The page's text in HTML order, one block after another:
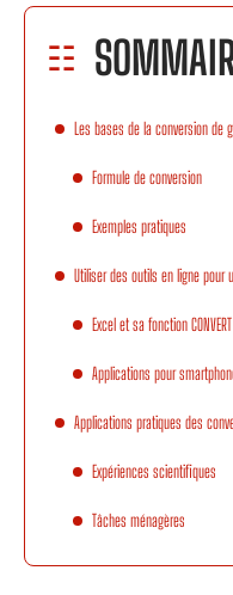
Les bases de la conversion de
Formule de conversion
Exemples pratiques
Utiliser des outils en ligne pour
Excel et sa fonction CONVERT
Applications pour
Applications pratiques des
Expériences scientifiques
Tâches ménagères